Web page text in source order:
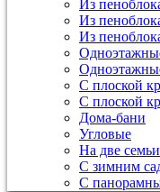
Из
Из
Из
С плоской
С плоской
Дома-бани
Угловые
На две семьи
С зимним
С